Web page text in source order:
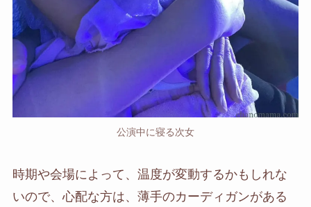
公演中に寝る次女
時期や会場によって、温度が変動するかもしれな
いので、心配な方は、薄手のカーディガンがある